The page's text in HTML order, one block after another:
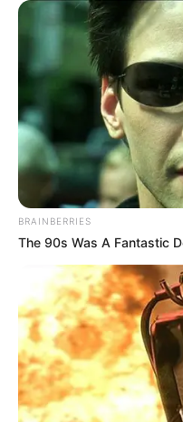
BRAINBERRIES
The 90s Was A Fantastic